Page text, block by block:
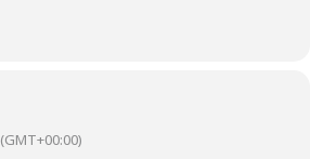
(GMT+00:00)